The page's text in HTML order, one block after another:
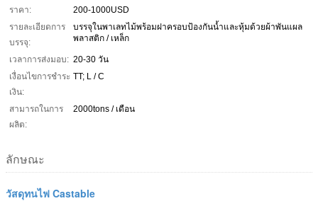
ราคา:
200-1000USD
รายละเอียดการ
บรรจุ:
บรรจุในพาเลทไม้พร้อมฝาครอบป้องกันน้ำและหุ้มด้วยผ้าพันแผล
พลาสติก / เหล็ก
เวลาการส่งมอบ: 20-30 วัน
เงื่อนไขการชำระ
เงิน:
TT; L ​​/ C
สามารถในการ
ผลิต:
2000tons / เดือน
ลักษณะ
วัสดุทนไฟ Castable